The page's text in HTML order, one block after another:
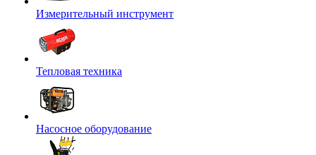
Измерительный инструмент
Тепловая техника
Насосное оборудование